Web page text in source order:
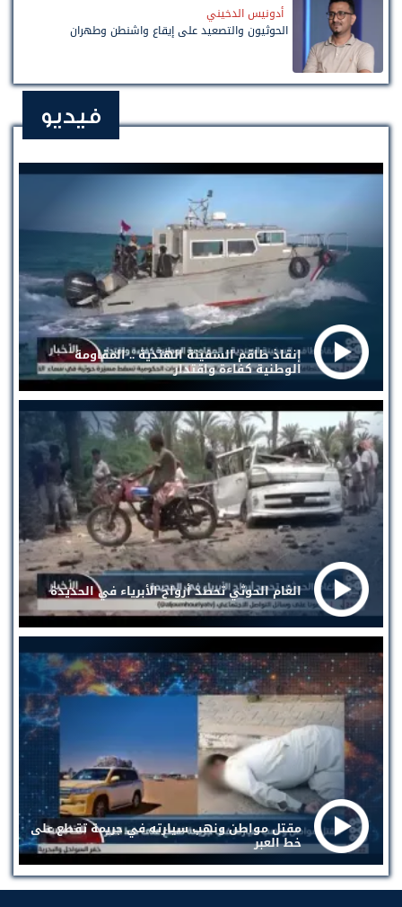
أدونيس الدخيني
الحوثيون والتصعيد على إيقاع واشنطن وطهران
فيديو
إنقاذ طاقم السفينة الهندية .. المقاومة
الوطنية كفاءة واقتدار
الغام الحوثي تحصد أرواح الأبرياء في الحديدة
مقتل مواطن ونهب سيارته في جريمة تقطع على
خط العبر